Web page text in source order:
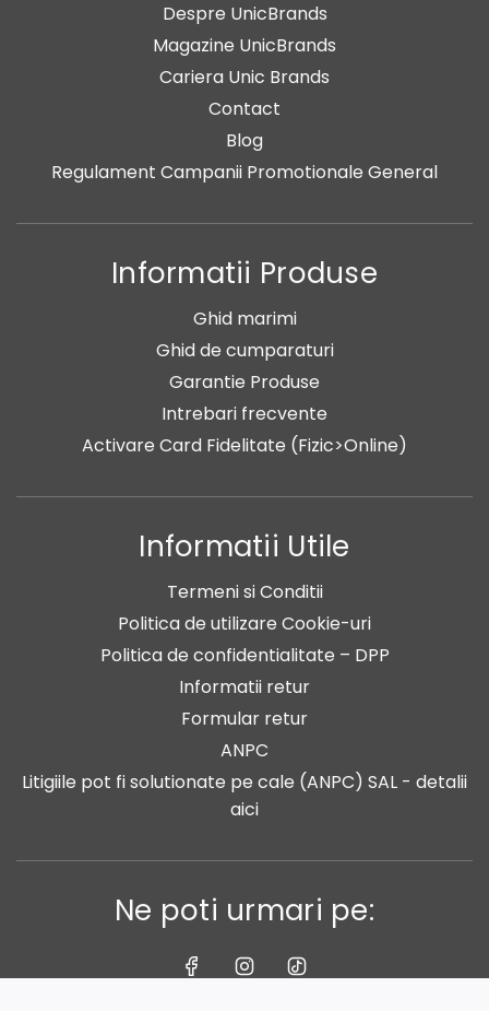
Despre UnicBrands
Magazine UnicBrands
Cariera Unic Brands
Contact
Blog
Regulament Campanii Promotionale General
Informatii Produse
Ghid marimi
Ghid de cumparaturi
Garantie Produse
Intrebari frecvente
Activare Card Fidelitate (Fizic>Online)
Informatii Utile
Termeni si Conditii
Politica de utilizare Cookie-uri
Politica de confidentialitate – DPP
Informatii retur
Formular retur
ANPC
Litigiile pot fi solutionate pe cale (ANPC) SAL - detalii
aici
Ne poti urmari pe: